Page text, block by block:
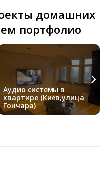
домашних
портфолио
Аудио системы в
квартире (Киев,улица
Гончара)